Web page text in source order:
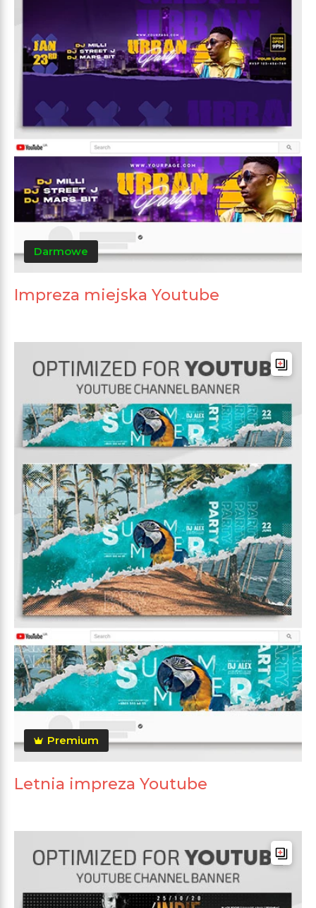
Darmowe
Impreza miejska Youtube
Premium
Letnia impreza Youtube